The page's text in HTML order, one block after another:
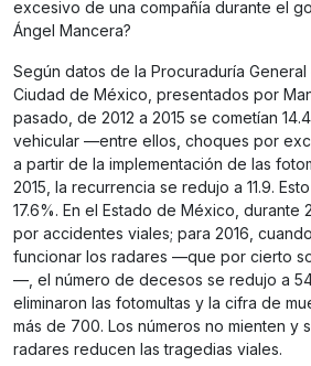
excesivo de una compañía durante el
Ángel Mancera?
Según datos de la Procuraduría
Ciudad de México, presentados por
pasado, de 2012 a 2015 se cometían
vehicular —entre ellos, choques por
a partir de la implementación de las
2015, la recurrencia se redujo a 11.9.
17.6%. En el Estado de México, durante
por accidentes viales; para 2016,
funcionar los radares —que por cierto
—, el número de decesos se redujo a
eliminaron las fotomultas y la cifra de
más de 700. Los números no mienten y
radares reducen las tragedias viales.